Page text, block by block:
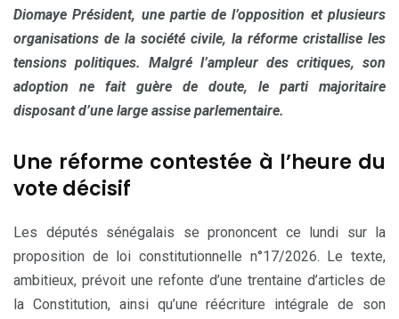
Diomaye Président, une partie de l’opposition et plusieurs
organisations de la société civile, la réforme cristallise les
tensions politiques. Malgré l’ampleur des critiques, son
adoption ne fait guère de doute, le parti majoritaire
disposant d’une large assise parlementaire.
Une réforme contestée à l’heure du
vote décisif
Les députés sénégalais se prononcent ce lundi sur la
proposition de loi constitutionnelle n°17/2026. Le texte,
ambitieux, prévoit une refonte d’une trentaine d’articles de
la Constitution, ainsi qu’une réécriture intégrale de son